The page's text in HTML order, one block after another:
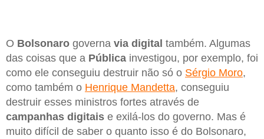
O Bolsonaro governa via digital também. Algumas
das coisas que a Pública investigou, por exemplo, foi
como ele conseguiu destruir não só o Sérgio Moro,
como também o Henrique Mandetta, conseguiu
destruir esses ministros fortes através de
campanhas digitais e exilá-los do governo. Mas é
muito difícil de saber o quanto isso é do Bolsonaro,